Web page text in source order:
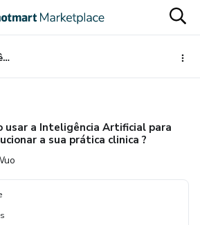
Como usar a Inteligência Artificial para revolucionar a sua prática clinica ?
usar a Inteligência Artificial para
a sua prática clinica ?